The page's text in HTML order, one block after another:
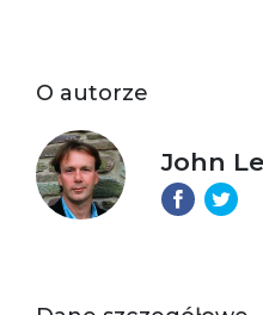
O autorze
John